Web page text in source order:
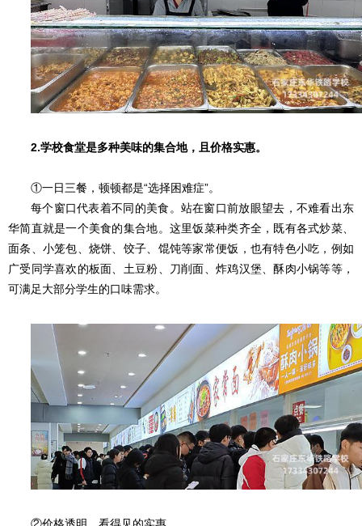
2.学校食堂是多种美味的集合地，且价格实惠。
①一日三餐，顿顿都是“选择困难症”。
每个窗口代表着不同的美食。站在窗口前放眼望去，不难看出东
华简直就是一个美食的集合地。这里饭菜种类齐全，既有各式炒菜、
面条、小笼包、烧饼、饺子、馄饨等家常便饭，也有特色小吃，例如
广受同学喜欢的板面、土豆粉、刀削面、炸鸡汉堡、酥肉小锅等等，
可满足大部分学生的口味需求。
②价格透明，看得见的实惠。